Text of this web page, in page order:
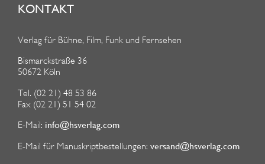
KONTAKT
Verlag für Bühne, Film, Funk und Fernsehen
Bismarckstraße 36
50672 Köln
Tel. (02 21) 48 53 86
Fax (02 21) 51 54 02
E-Mail: info@hsverlag.com
E-Mail für Manuskriptbestellungen: versand@hsverlag.com